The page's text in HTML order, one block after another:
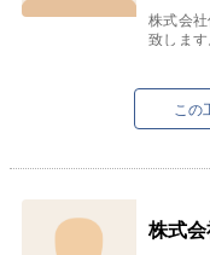
株式会
致します
この
株式